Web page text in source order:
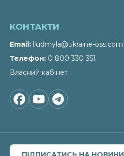
КОНТАКТИ
Email liudmyla@ukraine-oss.com
Телефон 0 800 330 351
Власний кабінет